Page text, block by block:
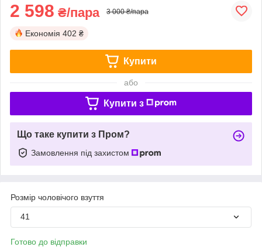
2 598 ₴/пара 3 000 ₴/пара
Економія 402 ₴
Купити
або
Купити з
Що таке купити з Пром?
Замовлення під захистом
Розмір чоловічого взуття
41
Готово до відправки